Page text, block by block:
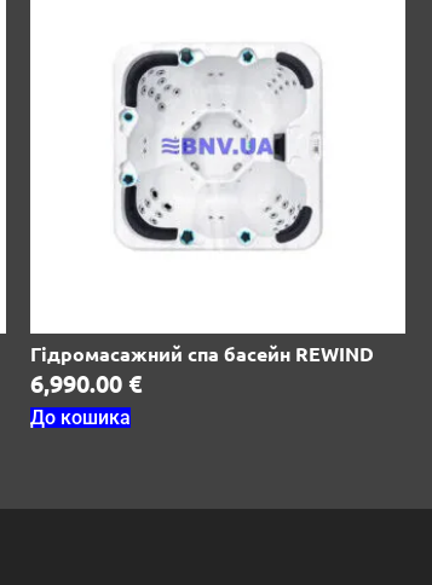
Гідромасажний спа басейн REWIND
6,990.00 €
До кошика